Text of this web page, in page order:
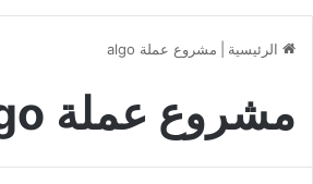
الرئيسية مشروع عملة algo
مشروع عملة algo